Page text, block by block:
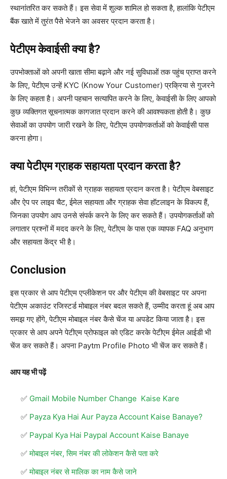
स्थानांतरित कर सकते हैं। इस सेवा में शुल्क शामिल हो सकता है, हालांकि पेटीएम
बैंक खाते में तुरंत पैसे भेजने का अवसर प्रदान करता है।
पेटीएम केवाईसी क्या है?
उपभोक्ताओं को अपनी खाता सीमा बढ़ाने और नई सुविधाओं तक पहुंच प्राप्त करने
के लिए, पेटीएम उन्हें KYC (Know Your Customer) प्रक्रिया से गुजरने
के लिए कहता है। अपनी पहचान सत्यापित करने के लिए, केवाईसी के लिए आपको
कुछ व्यक्तिगत सूचनात्मक कागजात प्रदान करने की आवश्यकता होती है। कुछ
सेवाओं का उपयोग जारी रखने के लिए, पेटीएम उपयोगकर्ताओं को केवाईसी पास
करना होगा।
क्या पेटीएम ग्राहक सहायता प्रदान करता है?
हां, पेटीएम विभिन्न तरीकों से ग्राहक सहायता प्रदान करता है। पेटीएम वेबसाइट
और ऐप पर लाइव चैट, ईमेल सहायता और ग्राहक सेवा हॉटलाइन के विकल्प हैं,
जिनका उपयोग आप उनसे संपर्क करने के लिए कर सकते हैं। उपयोगकर्ताओं को
लगातार प्रश्नों में मदद करने के लिए, पेटीएम के पास एक व्यापक FAQ अनुभाग
और सहायता केंद्र भी है।
Conclusion
इस प्रकार से आप पेटीएम एप्लीकेशन पर और पेटीएम की वेबसाइट पर अपना
पेटीएम अकाउंट रजिस्टर्ड मोबाइल नंबर बदल सकते हैं, उम्मीद करता हूं अब आप
समझ गए होंगे, पेटीएम मोबाइल नंबर कैसे चेंज या अपडेट किया जाता है। इस
प्रकार से आप अपने पेटीएम प्रोफाइल को एडिट करके पेटीएम ईमेल आईडी भी
चेंज कर सकते हैं। अपना Paytm Profile Photo भी चेंज कर सकते हैं।
आप यह भी पढ़ें
Gmail Mobile Number Change Kaise Kare
Payza Kya Hai Aur Payza Account Kaise Banaye?
Paypal Kya Hai Paypal Account Kaise Banaye
मोबाइल नंबर, सिम नंबर की लोकेशन कैसे पता करे
मोबाइल नंबर से मालिक का नाम कैसे जाने